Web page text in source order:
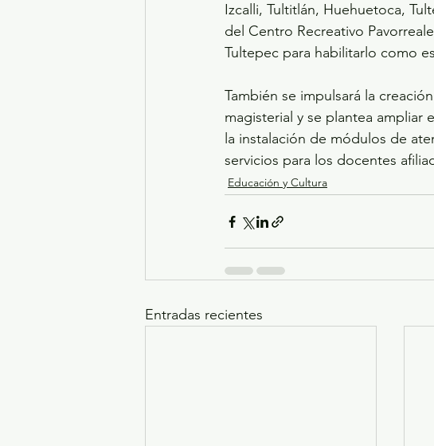
Izcalli, Tultitlán, Huehuetoca,
del Centro Recreativo
Tultepec para habilitarlo como
También se impulsará la
magisterial y se plantea ampliar
la instalación de módulos de
servicios para los docentes
Educación y Cultura
Entradas recientes